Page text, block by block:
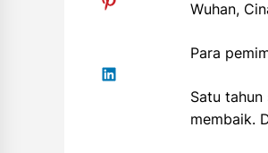
Wuhan,
Para
Satu
membaik.